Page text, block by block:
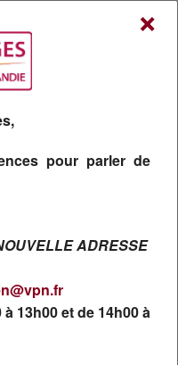
dans toute la
Coût d'un appel local
×
pour parler de
ADRESSE
13h00 et de 14h00 à